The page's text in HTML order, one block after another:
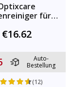
für
€16.62
Auto-
Bestellung
(12)